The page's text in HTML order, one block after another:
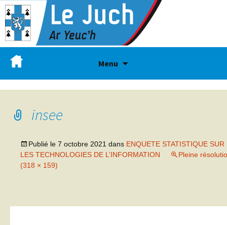
Menu
insee
Publié le 7 octobre 2021 dans ENQUETE STATISTIQUE SUR
LES TECHNOLOGIES DE L’INFORMATION
Pleine
(318 × 159)